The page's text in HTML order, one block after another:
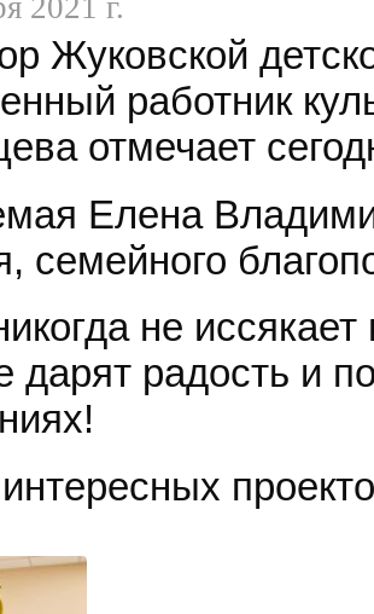
Жуковской
работник
отмечает
Елена
семейного
не
дарят радость и